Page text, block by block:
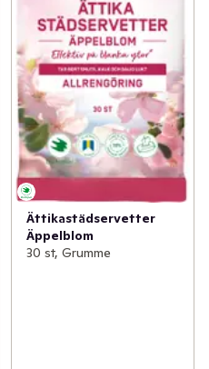
Ättikastädservetter
Äppelblom
30 st, Grumme